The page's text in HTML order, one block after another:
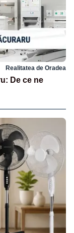
Realitatea de Oradea
De ce ne